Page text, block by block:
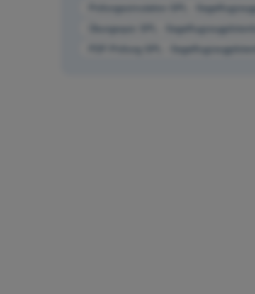
Prüfungssimulation SPL -
Übungsquiz SPL -
PDF-Prüfung SPL -